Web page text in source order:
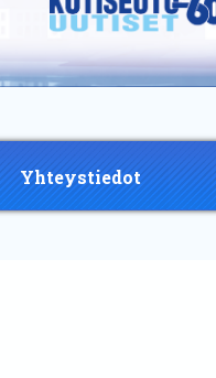
Yhteystiedot